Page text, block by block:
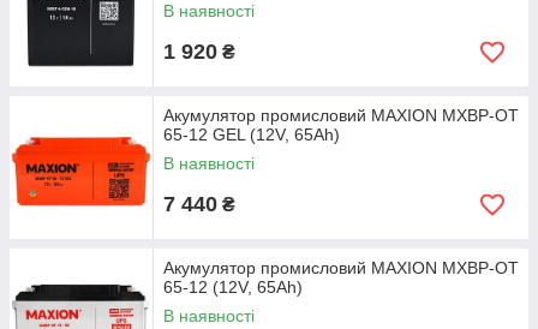
В наявності
1 920 ₴
Акумулятор промисловий MAXION MXBP-OT
65-12 GEL (12V, 65Аh)
В наявності
7 440 ₴
Акумулятор промисловий MAXION MXBP-OT
65-12 (12V, 65Аh)
В наявності